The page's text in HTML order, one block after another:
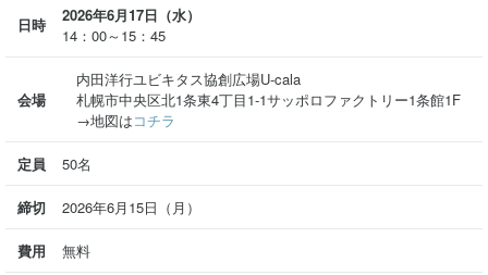
日時
2026年6月17日（水）
14：00～15：45
会場
内田洋行ユビキタス協創広場U-cala
札幌市中央区北1条東4丁目1-1サッポロファクトリー1条館1F
→地図はコチラ
定員 50名
締切 2026年6月15日（月）
費用 無料